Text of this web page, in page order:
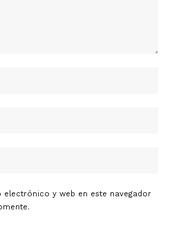
y web en este navegador